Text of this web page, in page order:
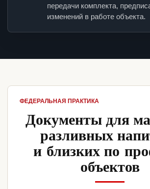
передачи комплекта,
изменений в работе объекта.
ФЕДЕРАЛЬНАЯ ПРАКТИКА
Документы для
разливных
и близких по
объектов